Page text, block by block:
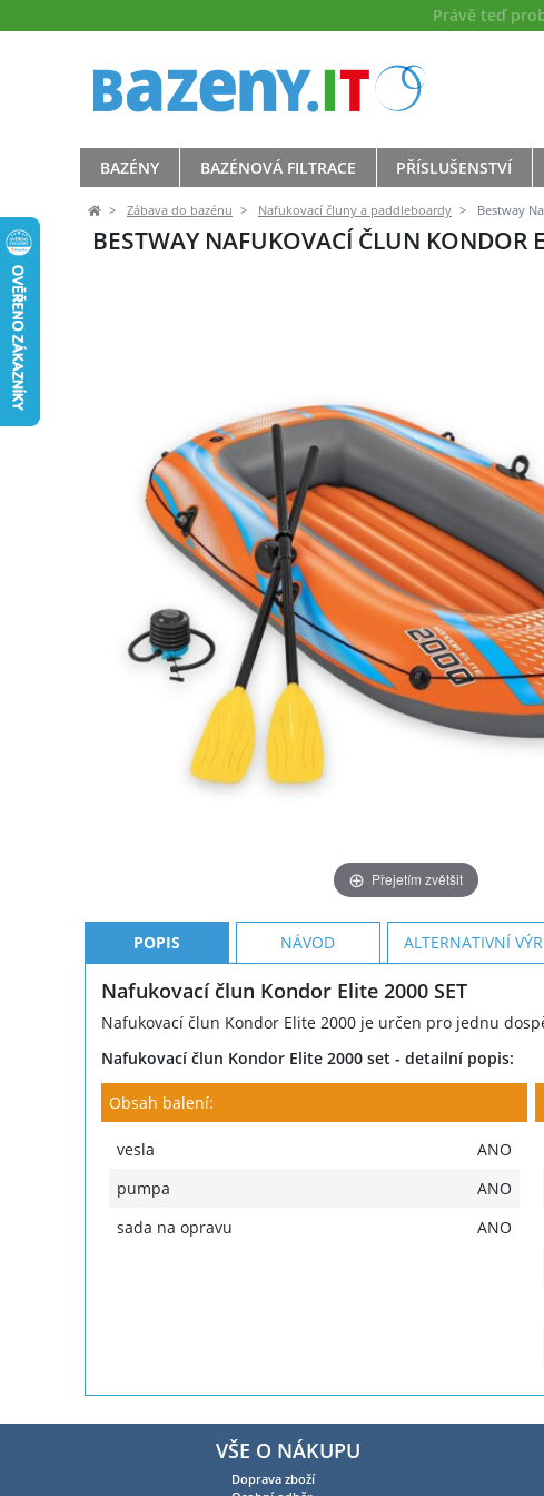
Právě teď
BAZÉNY BAZÉNOVÁ FILTRACE PŘÍSLUŠENSTVÍ
Zábava do bazénu Nafukovací čluny a paddleboardy Bestway
BESTWAY NAFUKOVACÍ ČLUN KONDOR
Přejetím zvětšit
POPIS NÁVOD ALTERNATIVNÍ
Nafukovací člun Kondor Elite 2000 SET
Nafukovací člun Kondor Elite 2000 je určen pro jednu
Nafukovací člun Kondor Elite 2000 set - detailní popis:
Obsah balení:
vesla
ANO
pumpa
ANO
sada na opravu
ANO
VŠE O NÁKUPU
Doprava zboží